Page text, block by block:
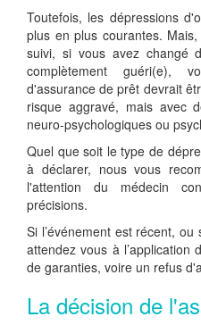
Toutefois, les dépressions
plus en plus courantes.
suivi, si vous avez changé
complètement guéri(e),
d'assurance de prêt devrait
risque aggravé, mais avec
neuro-psychologiques ou
Quel que soit le type de
à déclarer, nous vous
l'attention du médecin
précisions.
Si l’événement est récent,
attendez vous à l’application
de garanties, voire un refus
La décision de